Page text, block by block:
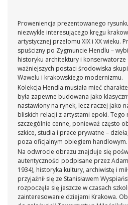
Proweniencja prezentowanego
niezwykle interesującego kręgu
artystycznej przełomu XIX i XX wieku.
spuścizny po Zygmuncie Hendlu –
historyku architektury i
ważniejszych postaci środowiska
Wawelu i krakowskiego modernizmu.
Kolekcja Hendla musiała mieć
była zapewne budowana jako
nastawiony na rynek, lecz raczej jako
bliskich relacji z artystami epoki.
szczególnie cenne, ponieważ często
szkice, studia i prace prywatne –
poza oficjalnym obiegiem handlowym.
Na odwrocie obrazu znajduje się
autentyczności podpisane przez
1934), historyka kultury, archiwistę i
przyjaźnił się ze Stanisławem
rozpoczęła się jeszcze w czasach
zainteresowanie dziejami Krakowa.